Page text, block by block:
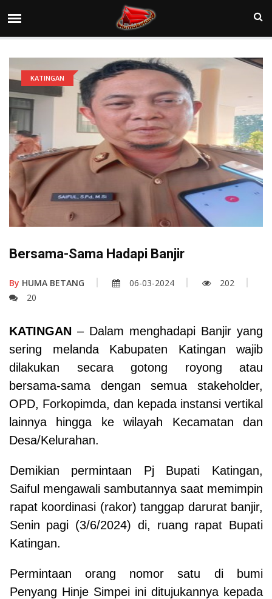
KATINGAN
Bersama-Sama Hadapi Banjir
By HUMA BETANG 06-03-2024
202
20
KATINGAN – Dalam menghadapi Banjir yang
sering melanda Kabupaten Katingan wajib
dilakukan secara gotong royong atau
bersama-sama dengan semua stakeholder,
OPD, Forkopimda, dan kepada instansi vertikal
lainnya hingga ke wilayah Kecamatan dan
Desa/Kelurahan.
Demikian permintaan Pj Bupati Katingan,
Saiful mengawali sambutannya saat memimpin
rapat koordinasi (rakor) tanggap darurat banjir,
Senin pagi (3/6/2024) di, ruang rapat Bupati
Katingan.
Permintaan orang nomor satu di bumi
Penyang Hinje Simpei ini ditujukannya kepada